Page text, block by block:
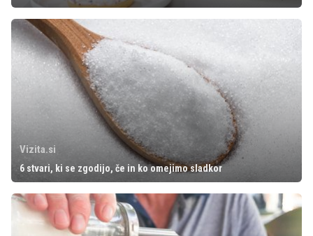
Vizita.si
6 stvari, ki se zgodijo, če in ko omejimo sladkor